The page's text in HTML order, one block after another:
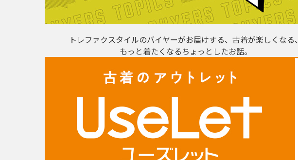
トレファクスタイルのバイヤーがお届けする、古着が楽しくなる、
もっと着たくなるちょっとしたお話。